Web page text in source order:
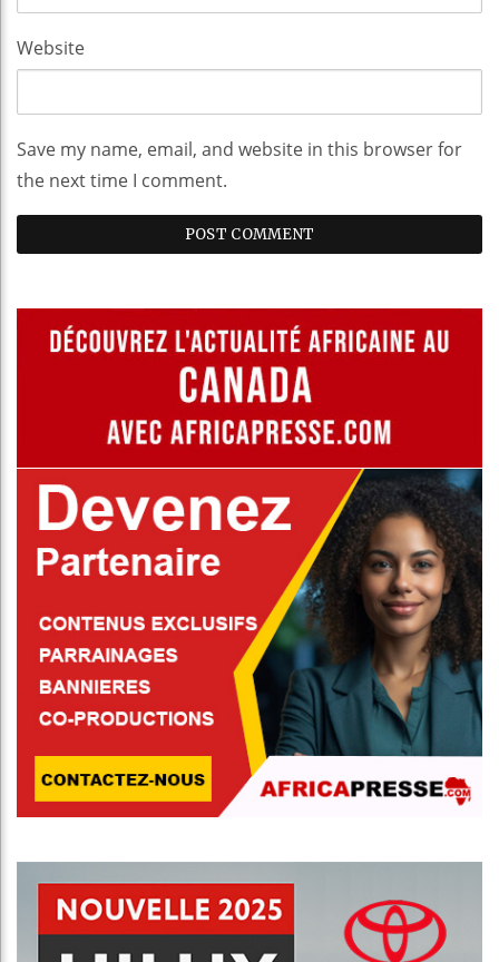
Website
Save my name, email, and website in this browser for
the next time I comment.